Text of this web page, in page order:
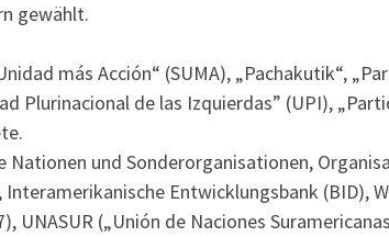
gewählt.
más Acción“ (SUMA), „Pachakutik“,
Plurinacional de las Izquierdas” (UPI),
Nationen und Sonderorganisationen,
Entwicklungsbank (BID),
UNASUR („Unión de Naciones